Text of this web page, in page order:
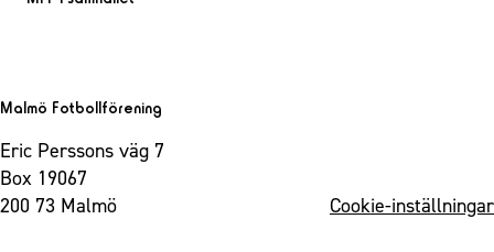
Malmö Fotbollförening
Eric Perssons väg 7
Box 19067
200 73 Malmö
Cookie-inställningar